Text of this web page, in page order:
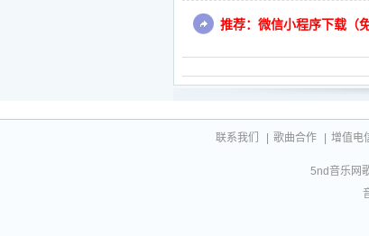
推荐：微信小程序下载（免
联系我们 歌曲合作 增值电
5nd音乐网